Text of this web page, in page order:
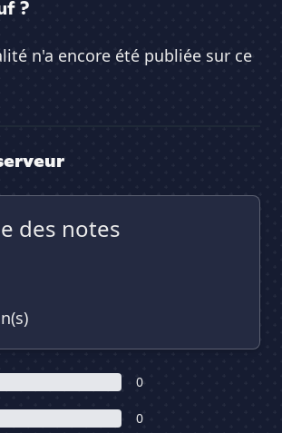
?
n'a encore été publiée sur ce
des notes
0
0